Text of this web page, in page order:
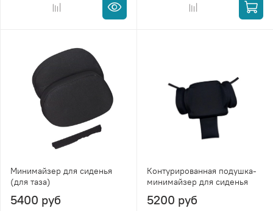
Минимайзер для сиденья
(для таза)
5400 руб
Контурированная подушка-
минимайзер для сиденья
5200 руб